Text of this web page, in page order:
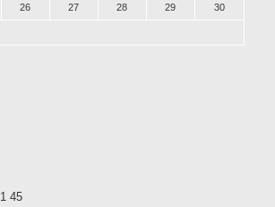
26 27 28 29 30
45